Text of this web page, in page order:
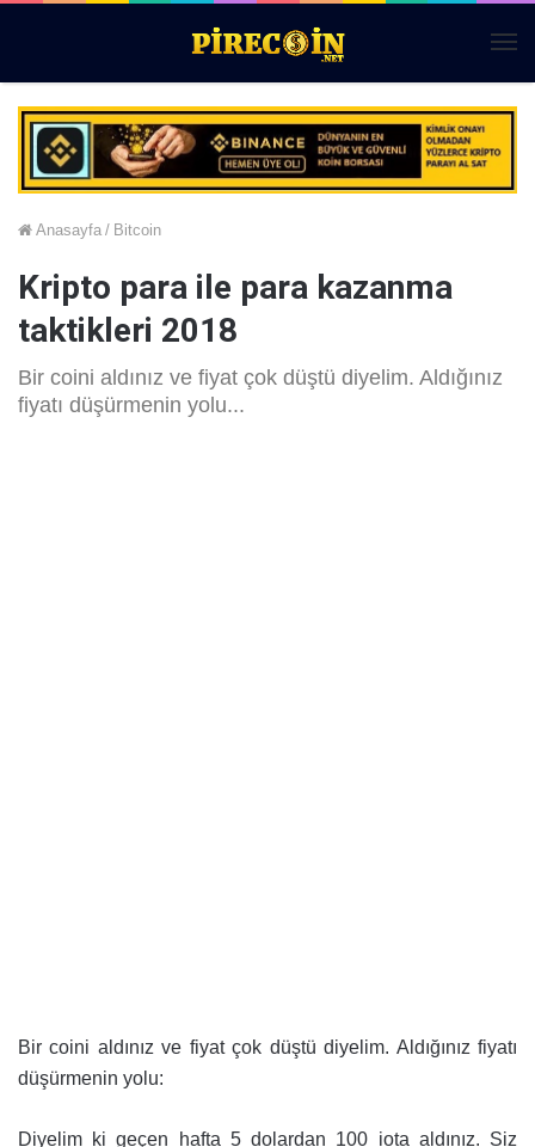
Anasayfa / Bitcoin
Kripto para ile para kazanma
taktikleri 2018
Bir coini aldınız ve fiyat çok düştü diyelim. Aldığınız
fiyatı düşürmenin yolu...
Bir coini aldınız ve fiyat çok düştü diyelim. Aldığınız fiyatı
düşürmenin yolu:
Diyelim ki geçen hafta 5 dolardan 100 iota aldınız. Siz